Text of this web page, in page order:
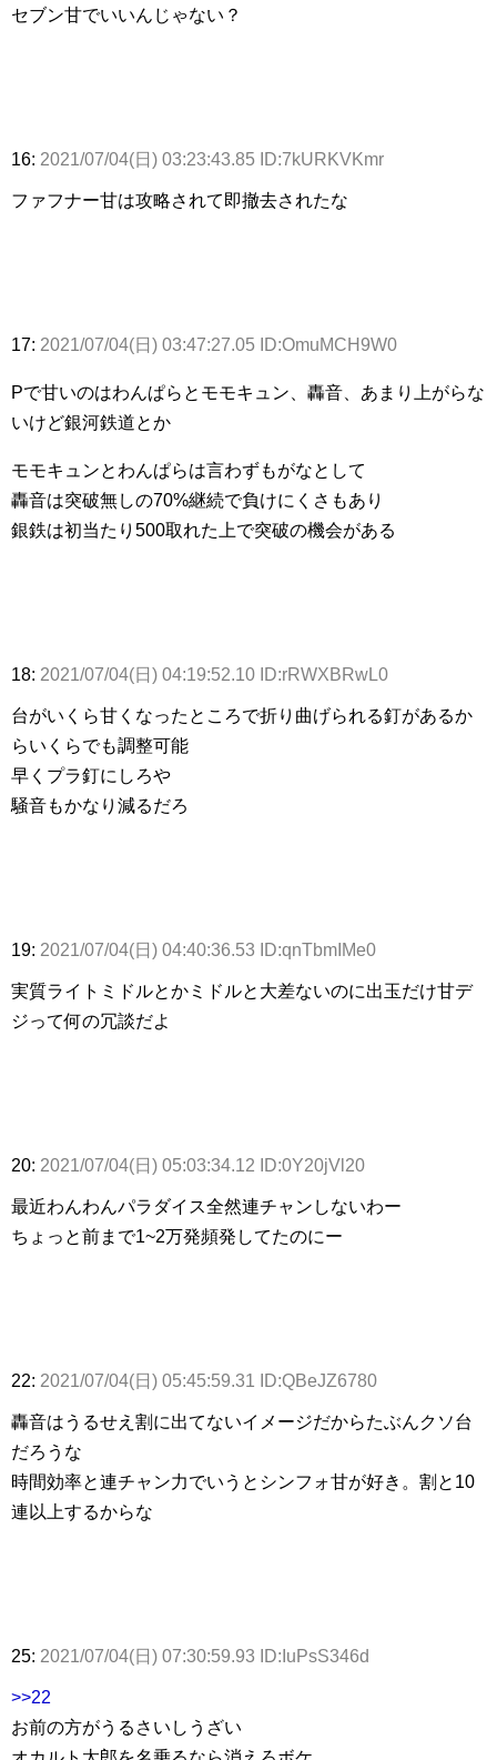
セブン甘でいいんじゃない？
16: 2021/07/04(日) 03:23:43.85 ID:7kURKVKmr
ファフナー甘は攻略されて即撤去されたな
17: 2021/07/04(日) 03:47:27.05 ID:OmuMCH9W0
Pで甘いのはわんぱらとモモキュン、轟音、あまり上がらな
いけど銀河鉄道とか
モモキュンとわんぱらは言わずもがなとして
轟音は突破無しの70%継続で負けにくさもあり
銀鉄は初当たり500取れた上で突破の機会がある
18: 2021/07/04(日) 04:19:52.10 ID:rRWXBRwL0
台がいくら甘くなったところで折り曲げられる釘があるか
らいくらでも調整可能
早くプラ釘にしろや
騒音もかなり減るだろ
19: 2021/07/04(日) 04:40:36.53 ID:qnTbmIMe0
実質ライトミドルとかミドルと大差ないのに出玉だけ甘デ
ジって何の冗談だよ
20: 2021/07/04(日) 05:03:34.12 ID:0Y20jVl20
最近わんわんパラダイス全然連チャンしないわー
ちょっと前まで1~2万発頻発してたのにー
22: 2021/07/04(日) 05:45:59.31 ID:QBeJZ6780
轟音はうるせえ割に出てないイメージだからたぶんクソ台
だろうな
時間効率と連チャン力でいうとシンフォ甘が好き。割と10
連以上するからな
25: 2021/07/04(日) 07:30:59.93 ID:IuPsS346d
>>22
お前の方がうるさいしうざい